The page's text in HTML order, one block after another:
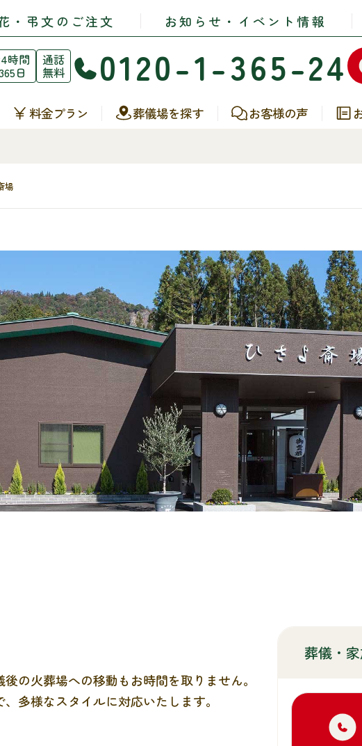
・弔文のご注文 お知らせ・イベント情報
時間
365日
通話
無料 0120-1-365-24
料金プラン 葬儀場を探す お客様の声
場
の火葬場への移動もお時間を取りません。
多様なスタイルに対応いたします。
葬儀・